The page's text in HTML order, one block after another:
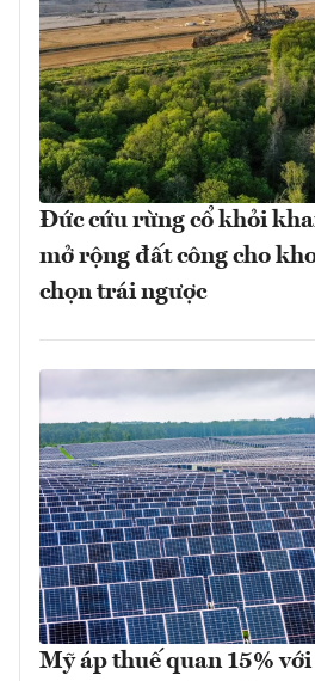
Đức cứu rừng cổ khỏi
mở rộng đất công cho
chọn trái ngược
Mỹ áp thuế quan 15%